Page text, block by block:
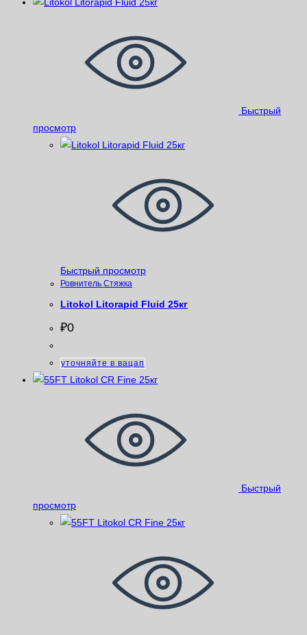
Быстрый
просмотр
Быстрый просмотр
Ровнитель Стяжка
Litokol Litorapid Fluid 25кг
₽0
уточняйте в вацап
Быстрый
просмотр